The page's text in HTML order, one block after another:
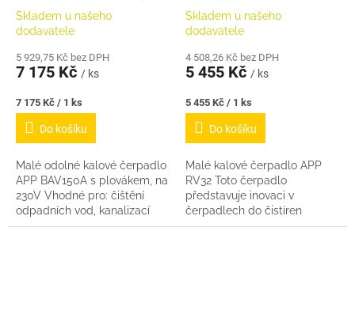
230V
Skladem u našeho
dodavatele
5 929,75 Kč bez DPH
7 175 Kč / ks
Měrná
cena:
7 175 Kč / 1 ks
Do košíku
Malé odolné kalové čerpadlo
APP BAV150A s plovákem, na
230V Vhodné pro: čištění
odpadních vod, kanalizací
přečerpávání (cirkulaci) vody
Skladem u našeho
dodavatele
4 508,26 Kč bez DPH
5 455 Kč / ks
Měrná
cena:
5 455 Kč / 1 ks
Do košíku
Malé kalové čerpadlo APP
RV32 Toto čerpadlo
představuje inovaci v
čerpadlech do čistíren
odpadních vod Je vyrobeno z